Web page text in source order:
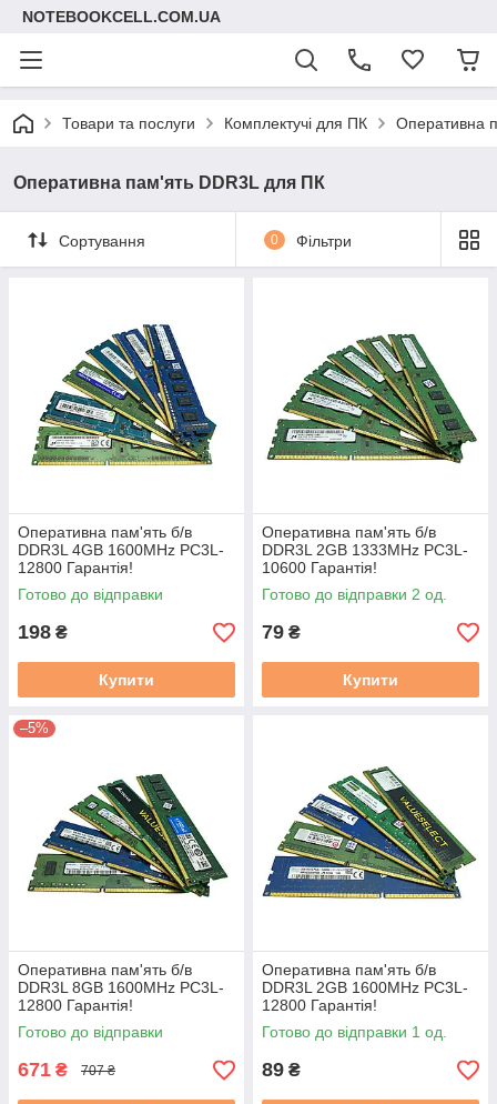
NOTEBOOKCELL.COM.UA
Товари та послуги Комплектучі для ПК Оперативна
Оперативна пам'ять DDR3L для ПК
Сортування 0 Фільтри
Оперативна пам'ять б/в
DDR3L 4GB 1600MHz PC3L-
12800 Гарантія!
Готово до відправки
198 ₴
Купити
Оперативна пам'ять б/в
DDR3L 2GB 1333MHz PC3L-
10600 Гарантія!
Готово до відправки 2 од.
79 ₴
Купити
–5%
Оперативна пам'ять б/в
DDR3L 8GB 1600MHz PC3L-
12800 Гарантія!
Готово до відправки
671 ₴ 707 ₴
Оперативна пам'ять б/в
DDR3L 2GB 1600MHz PC3L-
12800 Гарантія!
Готово до відправки 1 од.
89 ₴